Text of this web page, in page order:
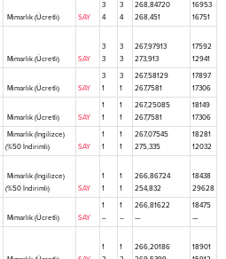
Mimarlık (Ücretli) SAY
3
4
3
4
268,84720
268,451
16953
16751
Mimarlık (Ücretli) SAY
3
3
3
3
267,97913
273,913
17592
12941
Mimarlık (Ücretli) SAY
3
1
3
1
267,58129
267,7581
17897
17306
Mimarlık (Ücretli) SAY
1
1
1
1
267,25085
267,7581
18149
17306
Mimarlık (İngilizce)
(%50 İndirimli)
SAY
1
1
1
1
267,07545
275,335
18281
12032
Mimarlık (İngilizce)
(%50 İndirimli)
SAY
1
1
1
1
266,86724
254,832
18438
29628
Mimarlık (Ücretli) SAY
1
–
1
–
266,81622
—
18475
—
1
1
266,20186
18901